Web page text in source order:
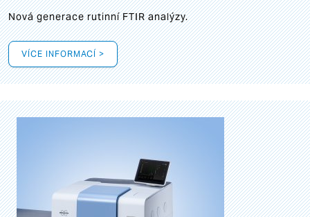
Nová generace rutinní FTIR analýzy.
VÍCE INFORMACÍ >